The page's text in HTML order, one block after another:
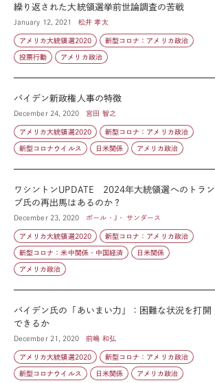
繰り返された大統領選挙前世論調査の苦戦
January 12, 2021 松井 孝太
アメリカ大統領選2020 新型コロナ：アメリカ政治
投票行動 アメリカ政治
バイデン新政権人事の特徴
December 24, 2020 宮田 智之
アメリカ大統領選2020 新型コロナ：アメリカ政治
新型コロナウイルス 日米関係 アメリカ政治
ワシントンUPDATE 2024年大統領選へのトラン
プ氏の再出馬はあるのか？
December 23, 2020 ポール・J・ サンダース
アメリカ大統領選2020 新型コロナ：アメリカ政治
新型コロナ：米中関係・中国経済 日米関係
アメリカ政治
バイデン氏の「あいまい力」：困難な状況を打開
できるか
December 21, 2020 前嶋 和弘
アメリカ大統領選2020 新型コロナ：アメリカ政治
新型コロナウイルス 日米関係 アメリカ政治